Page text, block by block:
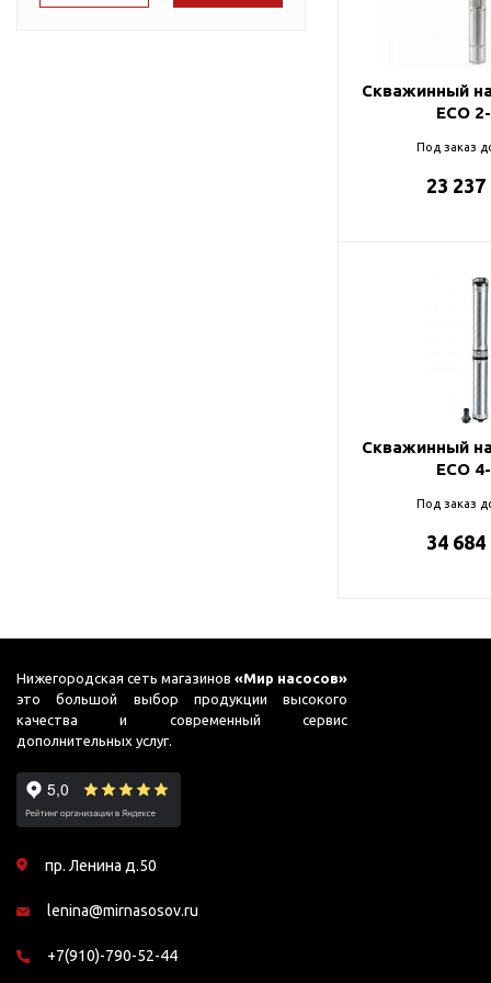
Подшипники
Джилекс
Скважинный
ECO
Под заказ
23 237
Скважинный
ECO
Под заказ
34 684
Нижегородская сеть магазинов«Мир насосов»
это большой выбор продукции высокого
качества и современный сервис
дополнительных услуг.
пр. Ленина д.50
lenina@mirnasosov.ru
+7(910)-790-52-44